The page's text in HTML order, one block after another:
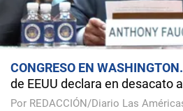
CONGRESO EN WASHINGTON
de EEUU declara en desacato
Por REDACCIÓN/Diario Las